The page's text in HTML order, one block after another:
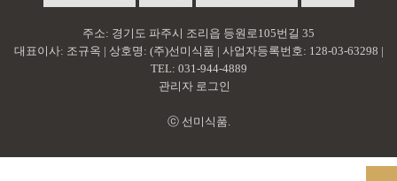
주소: 경기도 파주시 조리읍 등원로105번길 35
대표이사: 조규옥 | 상호명: (주)선미식품 | 사업자등록번호: 128-03-63298 |
TEL: 031-944-4889
관리자 로그인
ⓒ 선미식품.